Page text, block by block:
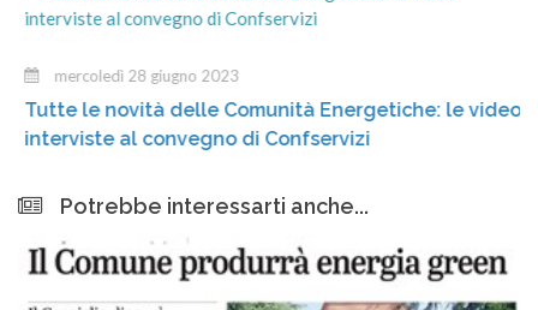
mercoledì 28 giugno 2023
Tutte le novità delle Comunità Energetiche: le video
interviste al convegno di Confservizi
Potrebbe interessarti anche...